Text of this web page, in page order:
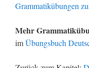
Grammatikübungen
Mehr
imÜbungsbuch